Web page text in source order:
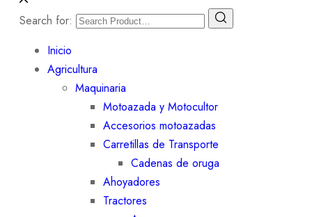
Search for:
Inicio
Agricultura
Maquinaria
Motoazada y Motocultor
Accesorios motoazadas
Carretillas de Transporte
Cadenas de oruga
Ahoyadores
Tractores